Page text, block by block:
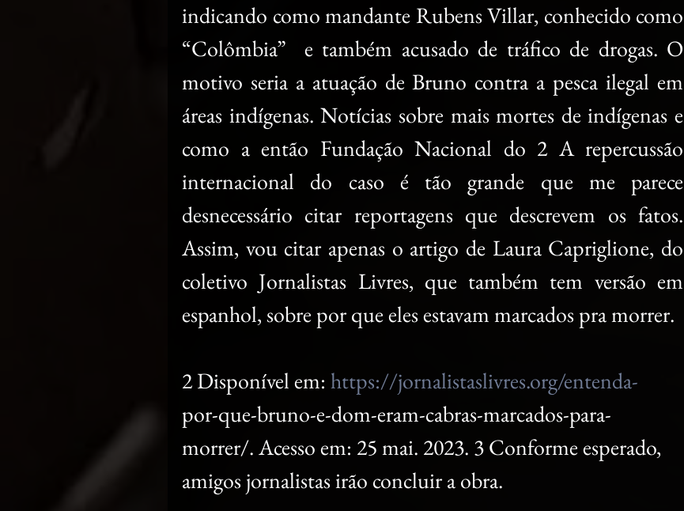
indicando como mandante Rubens Villar, conhecido como
“Colômbia”  e também acusado de tráfico de drogas. O
motivo seria a atuação de Bruno contra a pesca ilegal em
áreas indígenas. Notícias sobre mais mortes de indígenas e
como a então Fundação Nacional do 2 A repercussão
internacional do caso é tão grande que me parece
desnecessário citar reportagens que descrevem os fatos.
Assim, vou citar apenas o artigo de Laura Capriglione, do
coletivo Jornalistas Livres, que também tem versão em
espanhol, sobre por que eles estavam marcados pra morrer.
2 Disponível em: https://jornalistaslivres.org/entenda-
por-que-bruno-e-dom-eram-cabras-marcados-para-
morrer/. Acesso em: 25 mai. 2023. 3 Conforme esperado,
amigos jornalistas irão concluir a obra.